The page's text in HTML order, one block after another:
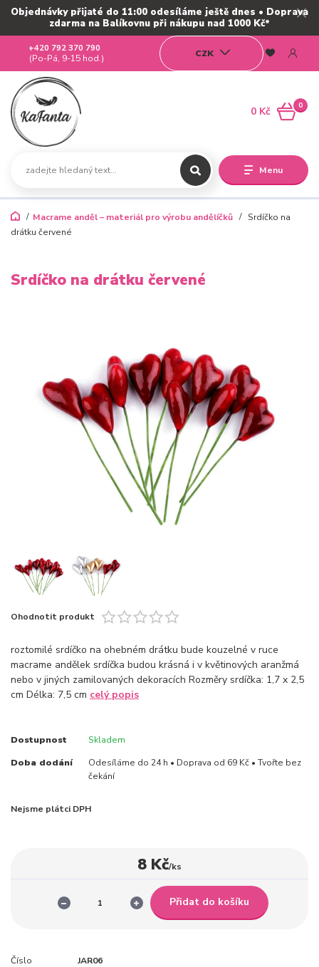
Objednávky přijaté do 11:00 odesíláme ještě dnes • Doprava
zdarma na Balíkovnu při nákupu nad 1000 Kč*
Menu
CZK
+420 792 370 790
(Po-Pá, 9-15 hod.)
0
0 Kč
Macrame anděl – materiál pro výrobu andělíčků
Srdíčko na
drátku červené
Srdíčko na drátku červené
Ohodnotit produkt
roztomilé srdíčko na ohebném drátku bude kouzelné v ruce
macrame andělek srdíčka budou krásná i v květinových aranžmá
nebo v jiných zamilovaných dekoracích Rozměry srdíčka: 1,7 x 2,5
cm Délka: 7,5 cm celý popis
Dostupnost Skladem
Doba dodání
Odesíláme do 24 h • Doprava od 69 Kč • Tvořte bez
čekání
Nejsme plátci DPH
8 Kč/ks
Přidat do košíku
Číslo
JAR06